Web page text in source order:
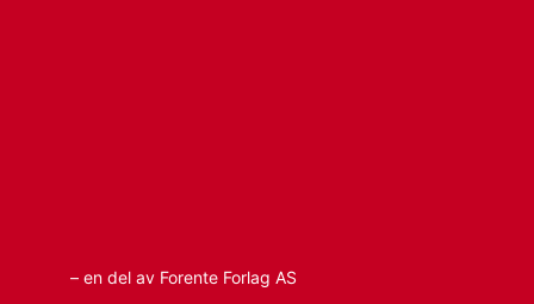
– en del av Forente Forlag AS